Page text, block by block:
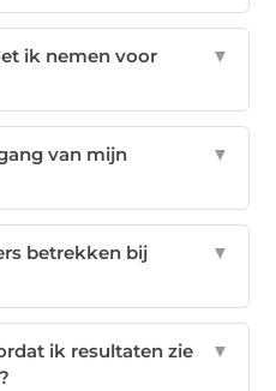
ik nemen voor
▼
van mijn
▼
betrekken bij
▼
ik resultaten zie
▼